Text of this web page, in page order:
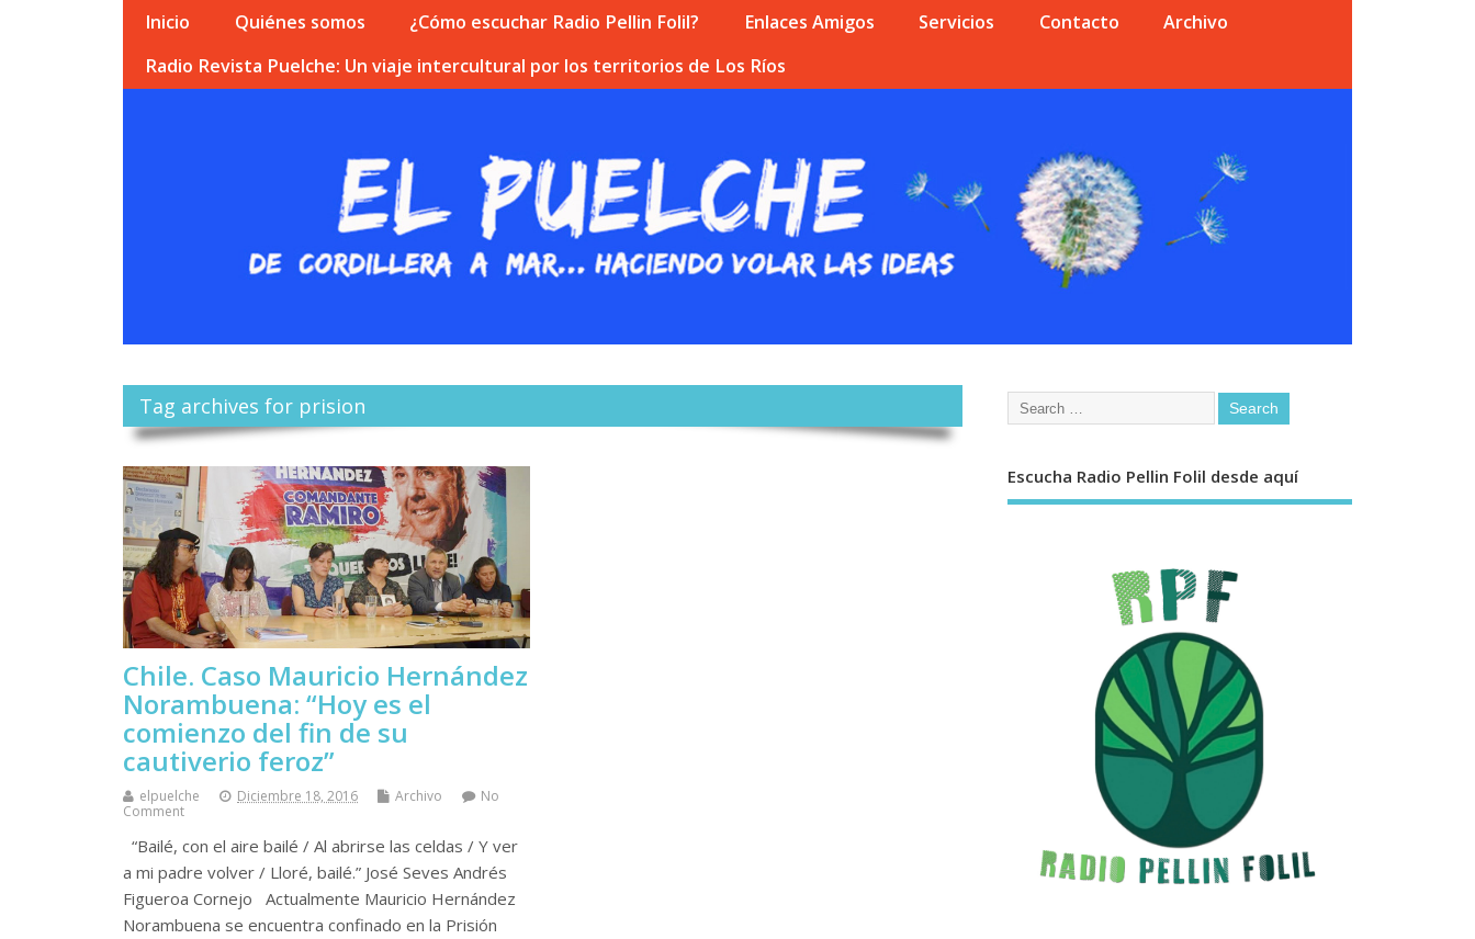
Inicio Quiénes somos ¿Cómo escuchar Radio Pellin Folil? Enlaces Amigos Servicios Contacto
Archivo
Radio Revista Puelche: Un viaje intercultural por los territorios de Los Ríos
Tag archives for prision
Chile. Caso Mauricio Hernández
Norambuena: “Hoy es el
comienzo del fin de su
cautiverio feroz”
elpuelche Diciembre 18, 2016 Archivo
No
Comment
“Bailé, con el aire bailé / Al abrirse las celdas / Y ver
a mi padre volver / Lloré, bailé.” José Seves Andrés
Figueroa Cornejo Actualmente Mauricio Hernández
Norambuena se encuentra confinado en la Prisión
Escucha Radio Pellin Folil desde aquí